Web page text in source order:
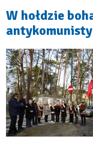
do
W hołdzie